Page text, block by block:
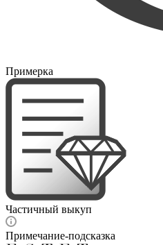
Примерка
Частичный выкуп
Примечание-подсказка